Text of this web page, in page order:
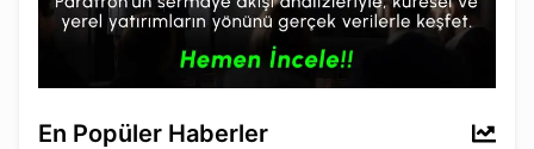
En Popüler Haberler